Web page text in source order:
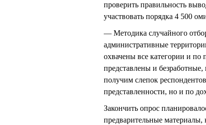
проверить правильность
участвовать порядка 4 500
— Методика случайного
административные
охвачены все категории и по
представлены и
получим слепок
представленности, но и по
Закончить опрос
предварительные материалы,